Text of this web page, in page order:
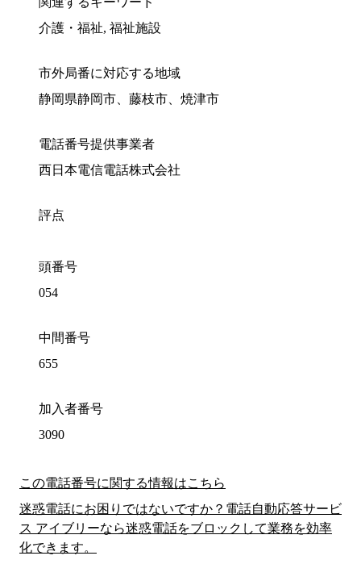
介護・福祉, 福祉施設
市外局番に対応する地域
静岡県静岡市、藤枝市、焼津市
電話番号提供事業者
西日本電信電話株式会社
評点
頭番号
054
中間番号
655
加入者番号
3090
この電話番号に関する情報はこちら
迷惑電話にお困りではないですか？電話自動応答サービ
ス アイブリーなら迷惑電話をブロックして業務を効率
化できます。